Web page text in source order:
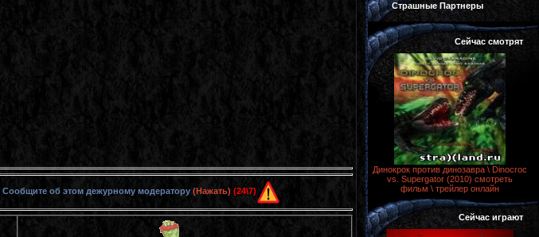
Сообщите об этом дежурному модератору (Нажать) (24\7)
Страшные Партнеры
Сейчас смотрят
Динокрок против динозавра \ Dinocroc
vs. Supergator (2010) смотреть
фильм \ трейлер онлайн
Сейчас играют